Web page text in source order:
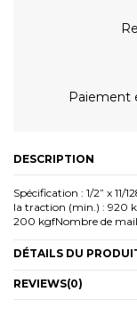
Paiement
DESCRIPTION
Spécification : 1/2” x 11/
la traction (min.) : 920
200 kgfNombre de
DÉTAILS DU
REVIEWS(0)